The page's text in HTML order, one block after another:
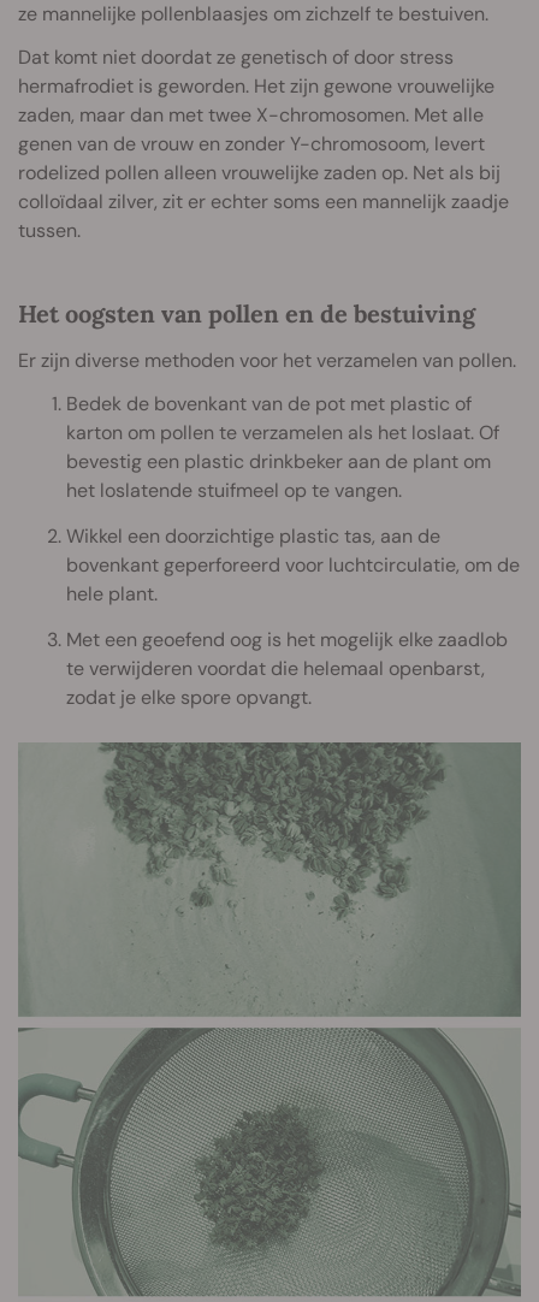
ze mannelijke pollenblaasjes om zichzelf te bestuiven.
Dat komt niet doordat ze genetisch of door stress
hermafrodiet is geworden. Het zijn gewone vrouwelijke
zaden, maar dan met twee X-chromosomen. Met alle
genen van de vrouw en zonder Y-chromosoom, levert
rodelized pollen alleen vrouwelijke zaden op. Net als bij
colloïdaal zilver, zit er echter soms een mannelijk zaadje
tussen.
Het oogsten van pollen en de bestuiving
Er zijn diverse methoden voor het verzamelen van pollen.
Bedek de bovenkant van de pot met plastic of
karton om pollen te verzamelen als het loslaat. Of
bevestig een plastic drinkbeker aan de plant om
het loslatende stuifmeel op te vangen.
Wikkel een doorzichtige plastic tas, aan de
bovenkant geperforeerd voor luchtcirculatie, om de
hele plant.
Met een geoefend oog is het mogelijk elke zaadlob
te verwijderen voordat die helemaal openbarst,
zodat je elke spore opvangt.